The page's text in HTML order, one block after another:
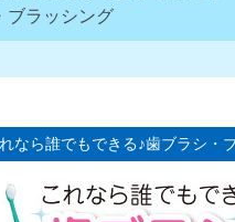
ブラッシング
なら誰でもできる♪歯ブラシ・